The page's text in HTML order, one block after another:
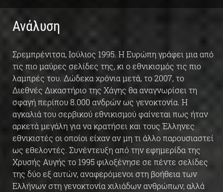
Ανάλυση
Σρεμπρένιτσα, Ιούλιος 1995. Η Ευρώπη γράφει μια από
τις πιο μαύρες σελίδες της, κι ο εθνικισμός τις πιο
λαμπρές του. Δώδεκα χρόνια μετά, το 2007, το
Διεθνές Δικαστήριο της Χάγης θα αναγνωρίσει τη
σφαγή περίπου 8.000 ανδρών ως γενοκτονία. Η
αγκαλιά του σερβικού εθνικισμού φαίνεται πως ήταν
αρκετά μεγάλη για να κρατήσει και τους Έλληνες
εθνικιστές οι οποίοι είχαν αν μη τι άλλο παρουσιαστεί
ως εθελοντές. Συνέντευξη από την εφημερίδα της
Χρυσής Αυγής το 1995 φιλοξένησε σε πέντε σελίδες
της δύο εξ αυτών, αναφερόμενοι στη βοήθεια των
Ελλήνων στη γενοκτονία χιλιάδων ανθρώπων, αλλά